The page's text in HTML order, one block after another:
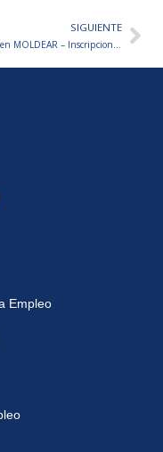
SIGUIENTE
Trabajá en MOLDEAR – Inscripciones abiertas
Empleo